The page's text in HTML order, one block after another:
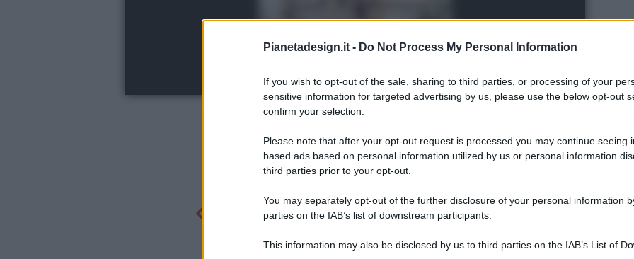
Pianetadesign.it - Do Not Process My Personal Information
If you wish to opt-out of the sale, sharing to third parties, or processing of your
sensitive information for targeted advertising by us, please use the below opt-out
confirm your selection.
Please note that after your opt-out request is processed you may continue seeing
based ads based on personal information utilized by us or personal information
third parties prior to your opt-out.
You may separately opt-out of the further disclosure of your personal information
parties on the IAB’s list of downstream participants.
This information may also be disclosed by us to third parties on the IAB’s List of